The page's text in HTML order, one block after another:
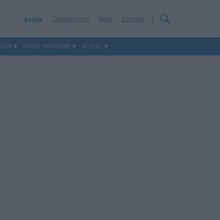
Acasa Despre mine Blog Contact
PAINE, PATISERIE ALTELE